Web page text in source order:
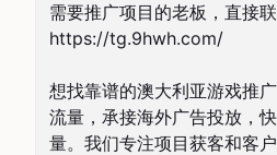
需要推广项目的老板，直接联
https://tg.9hwh.com/
想找靠谱的澳大利亚游戏推
流量，承接海外广告投放，
量。我们专注项目获客和客